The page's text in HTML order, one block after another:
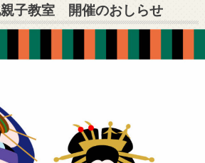
子教室 開催のおしらせ